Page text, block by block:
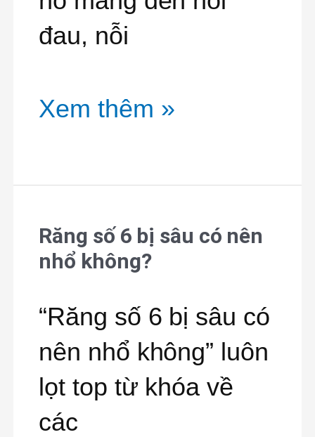
đau, nỗi
tiền?
đau
Xem thêm »
Răng số 6 bị sâu có nên
nhổ không?
“Răng số 6 bị sâu có
nên nhổ không” luôn
lọt top từ khóa về
các
Răng
số
6
bị
sâu
có